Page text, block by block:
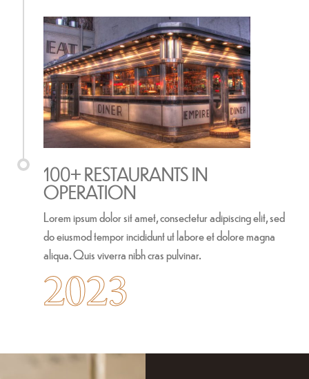
2023
100+ RESTAURANTS IN
OPERATION
Lorem ipsum dolor sit amet, consectetur adipiscing elit, sed
do eiusmod tempor incididunt ut labore et dolore magna
aliqua. Quis viverra nibh cras pulvinar.